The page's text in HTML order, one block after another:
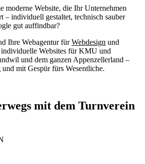
moderne Website, die Ihr Unternehmen
– individuell gestaltet, technisch sauber
gut auffindbar?
Ihre Webagentur fürWebdesign und
individuelle Websites für KMU und
und dem ganzen Appenzellerland –
mit Gespür fürs Wesentliche.
mit dem Turnverein